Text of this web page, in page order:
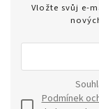
Vložte svůj e-
Podmínek